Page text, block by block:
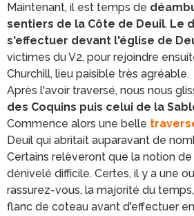
Maintenant, il est temps de
sentiers de la Côte de Deuil. Le
s'effectuer devant l'église de
victimes du V2, pour rejoindre
Churchill, lieu paisible très agréable.
Après l'avoir traversé, nous nous
des Coquins puis celui de la
Commence alors une belle
Deuil qui abritait auparavant de
Certains relèveront que la notion
dénivelé difficile. Certes, il y a une
rassurez-vous, la majorité du
flanc de coteau avant d'effectuer